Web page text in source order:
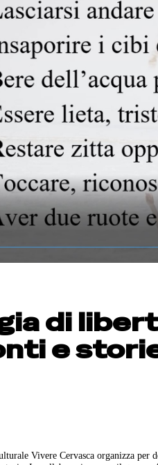
di
e
Vivere Cervasca organizza